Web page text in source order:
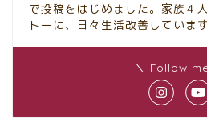
で投稿をはじめました。家族４
トーに、日々生活改善しています
＼ Follow